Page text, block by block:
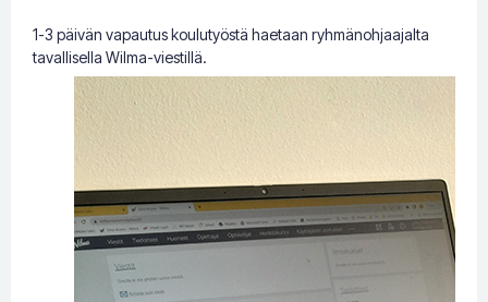
1-3 päivän vapautus koulutyöstä haetaan ryhmänohjaajalta
tavallisella Wilma-viestillä.